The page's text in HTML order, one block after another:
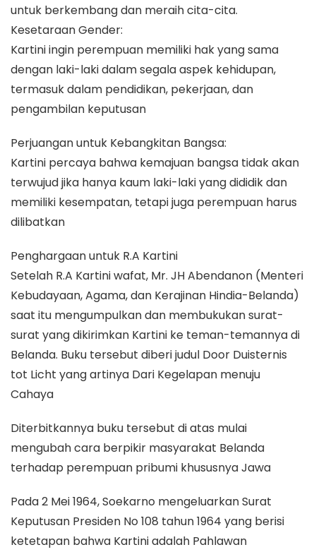
untuk berkembang dan meraih cita-cita.
Kesetaraan Gender:
Kartini ingin perempuan memiliki hak yang sama
dengan laki-laki dalam segala aspek kehidupan,
termasuk dalam pendidikan, pekerjaan, dan
pengambilan keputusan
Perjuangan untuk Kebangkitan Bangsa:
Kartini percaya bahwa kemajuan bangsa tidak akan
terwujud jika hanya kaum laki-laki yang dididik dan
memiliki kesempatan, tetapi juga perempuan harus
dilibatkan
Penghargaan untuk R.A Kartini
Setelah R.A Kartini wafat, Mr. JH Abendanon (Menteri
Kebudayaan, Agama, dan Kerajinan Hindia-Belanda)
saat itu mengumpulkan dan membukukan surat-
surat yang dikirimkan Kartini ke teman-temannya di
Belanda. Buku tersebut diberi judul Door Duisternis
tot Licht yang artinya Dari Kegelapan menuju
Cahaya
Diterbitkannya buku tersebut di atas mulai
mengubah cara berpikir masyarakat Belanda
terhadap perempuan pribumi khususnya Jawa
Pada 2 Mei 1964, Soekarno mengeluarkan Surat
Keputusan Presiden No 108 tahun 1964 yang berisi
ketetapan bahwa Kartini adalah Pahlawan